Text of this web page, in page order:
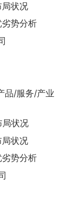
局状况
劣势分析
品/服务/产业
局状况
局状况
劣势分析